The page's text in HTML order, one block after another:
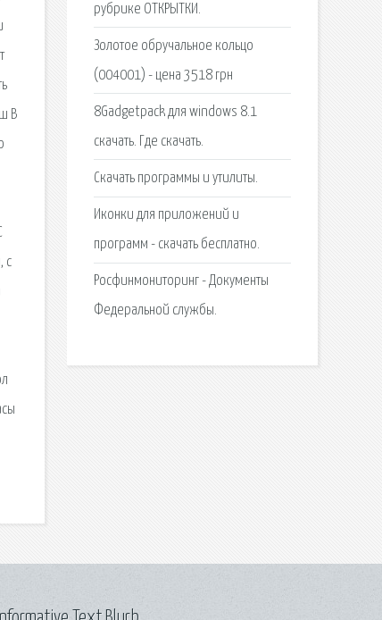
В
с
рубрике ОТКРЫТКИ.
Золотое обручальное кольцо
(004001) - цена 3518 грн
8Gadgetpack для windows 8.1
скачать. Где скачать.
Скачать программы и утилиты.
Иконки для приложений и
программ - скачать бесплатно.
Росфинмониторинг - Документы
Федеральной службы.